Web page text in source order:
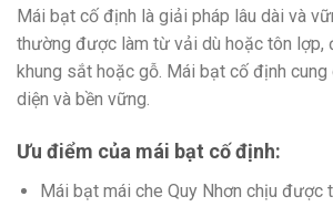
Mái bạt cố định là giải pháp lâu dài và
thường được làm từ vải dù hoặc tôn lợp,
khung sắt hoặc gỗ. Mái bạt cố định cung
diện và bền vững.
Ưu điểm của mái bạt cố định:
Mái bạt mái che Quy Nhơn chịu được